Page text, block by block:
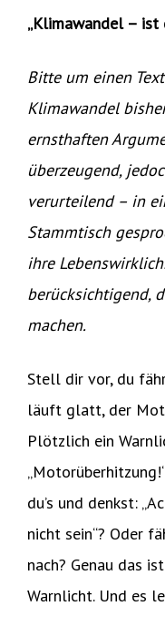
„Klimawandel – ist
Bitte um einen
Klimawandel
ernsthaften
überzeugend,
verurteilend – in
Stammtisch
ihre
berücksichtigend,
machen.
Stell dir vor, du
läuft glatt, der
Plötzlich ein
du’s und denkst:
nicht sein“? Oder
nach? Genau das
Warnlicht. Und es